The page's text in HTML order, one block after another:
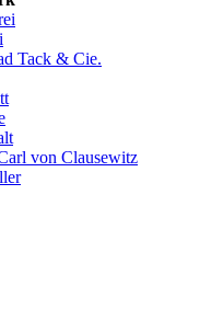
Tack & Cie.
von Clausewitz